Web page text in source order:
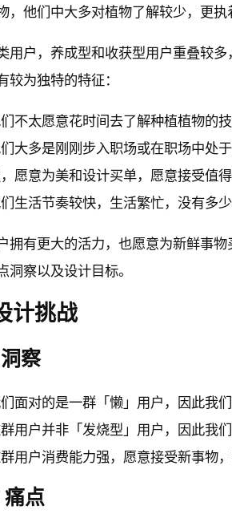
，他们中大多对植物了解较少，更执
用户，养成型和收获型用户重叠较
较为独特的特征：
不太愿意花时间去了解种植植物的
大多是刚刚步入职场或在职场中处
愿意为美和设计买单，愿意接受值
生活节奏较快，生活繁忙，没有多
拥有更大的活力，也愿意为新鲜事
洞察以及设计目标。
计挑战
察
面对的是一群「懒」用户，因此我
用户并非「发烧型」用户，因此我
用户消费能力强，愿意接受新事物
点